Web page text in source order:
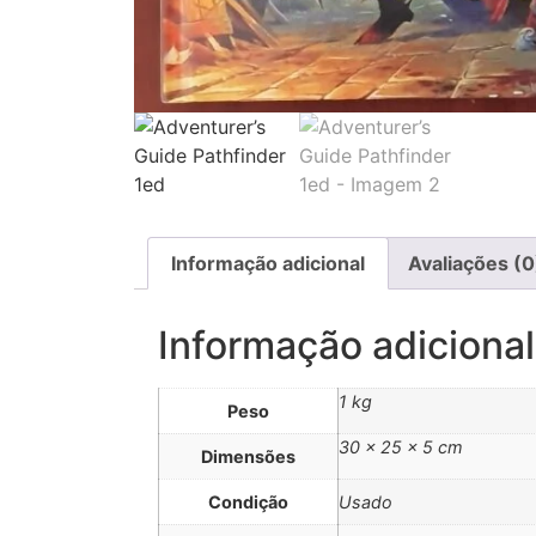
Informação adicional Avaliações
Informação adicional
Peso 1 kg
Dimensões 30 × 25 × 5 cm
Condição Usado